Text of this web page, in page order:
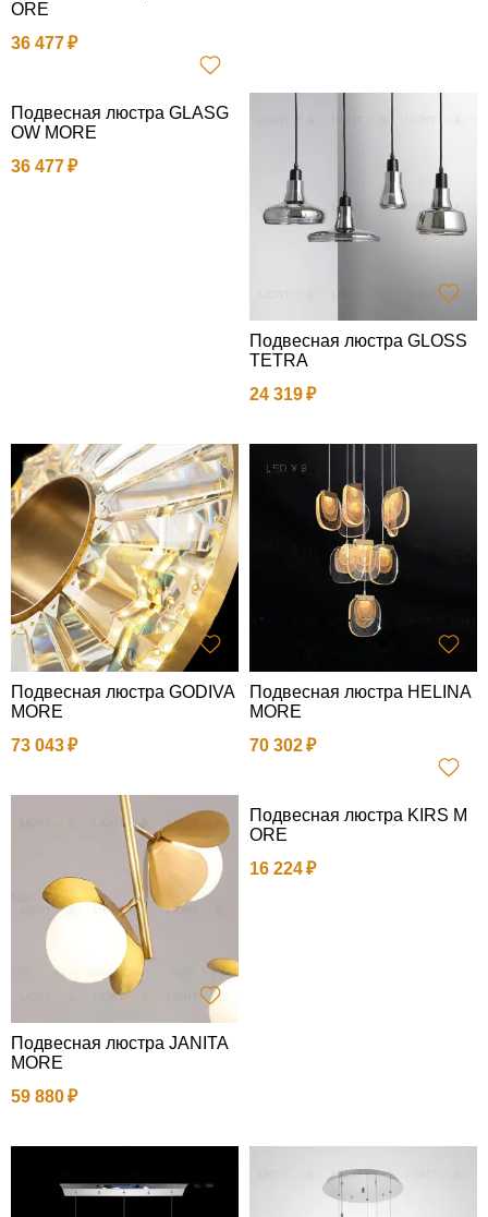
ORE
36 477
Подвесная люстра GLASG
OW MORE
36 477
Подвесная люстра GLOSS
TETRA
24 319
Подвесная люстра GODIVA
MORE
73 043
Подвесная люстра HELINA
MORE
70 302
Подвесная люстра JANITA
MORE
59 880
Подвесная люстра KIRS M
ORE
16 224